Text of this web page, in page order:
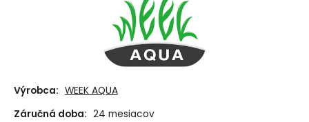
Výrobca: WEEK AQUA
Záručná doba: 24 mesiacov